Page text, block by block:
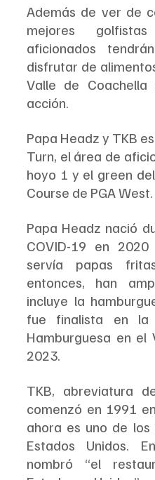
Además de ver de
mejores
aficionados
disfrutar de
Valle de
acción.
Papa Headz y TKB
Turn, el área de
hoyo 1 y el green
Course de PGA West.
Papa Headz nació
COVID-19 en
servía papas
entonces, han
incluye la
fue finalista en la
Hamburguesa en el
2023.
TKB, abreviatura
comenzó en 1991
ahora es uno de
Estados Unidos.
nombró “el